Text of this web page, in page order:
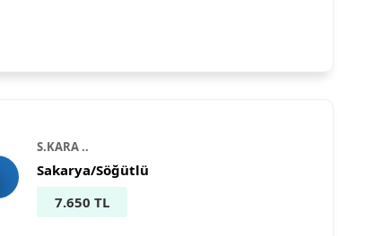
S.KARA ..
Sakarya/Söğütlü
7.650 TL